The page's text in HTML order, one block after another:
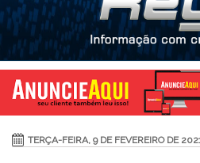
TERÇA-FEIRA, 9 DE FEVEREIRO DE